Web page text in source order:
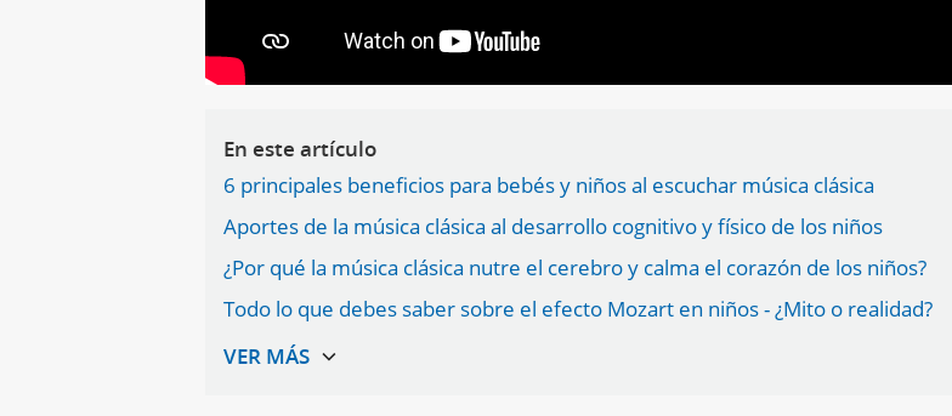
En este artículo
6 principales beneficios para bebés y niños al escuchar música clásica
Aportes de la música clásica al desarrollo cognitivo y físico de los niños
¿Por qué la música clásica nutre el cerebro y calma el corazón de los niños?
Todo lo que debes saber sobre el efecto Mozart en niños - ¿Mito o realidad?